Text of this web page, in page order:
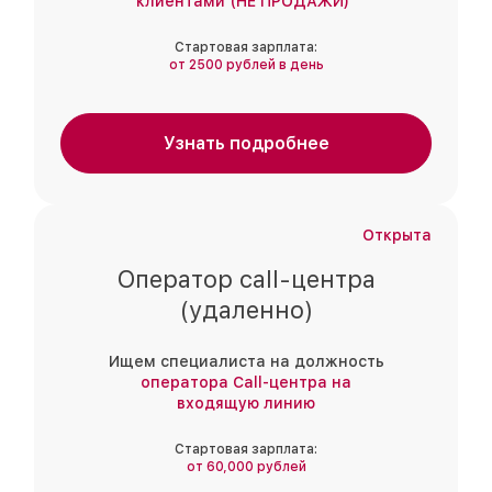
Стартовая зарплата:
от 2500 рублей в день
Узнать подробнее
Открыта
Оператор call-центра
(удаленно)
Ищем специалиста на должность
оператора Call-центра на
входящую линию
Стартовая зарплата:
от 60,000 рублей